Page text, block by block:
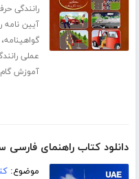
رانندگی
آیین نامه
گواهینامه
عملی
آموزش گام
دانلود کتاب راهنمای فارسی
موضوع: